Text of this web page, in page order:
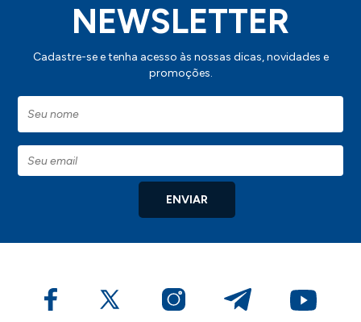
NEWSLETTER
Cadastre-se e tenha acesso às nossas dicas, novidades e
promoções.
ENVIAR